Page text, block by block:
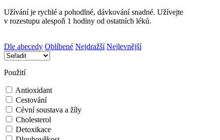
Užívání je rychlé a pohodlné, dávkování snadné. Užívejte
v rozestupu alespoň 1 hodiny od ostatních léků.
Dle abecedy Oblíbené Nejdražší Nejlevnější
Použití
Antioxidant
Cestování
Cévní soustava a žíly
Cholesterol
Detoxikace